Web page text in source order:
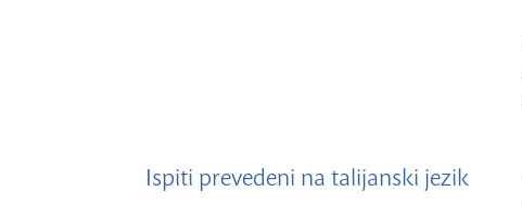
Ispiti prevedeni na talijanski jezik